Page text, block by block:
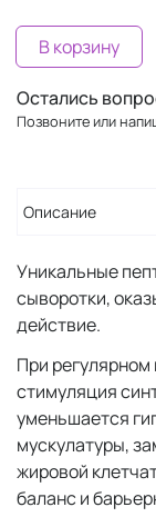
В корзину
Остались
Позвоните или
Описание
Уникальные
сыворотки,
действие.
При
стимуляция
уменьшается
мускулатуры,
жировой
баланс и